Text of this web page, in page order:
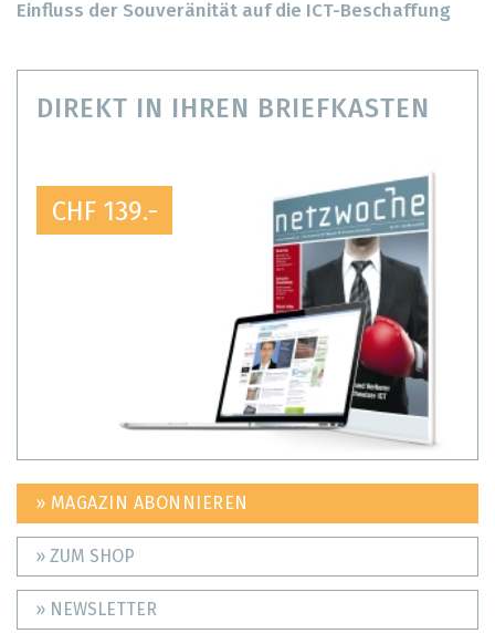
Einfluss der Souveränität auf die ICT-Beschaffung
DIREKT IN IHREN BRIEFKASTEN
CHF 139.-
» MAGAZIN ABONNIEREN
» ZUM SHOP
» NEWSLETTER